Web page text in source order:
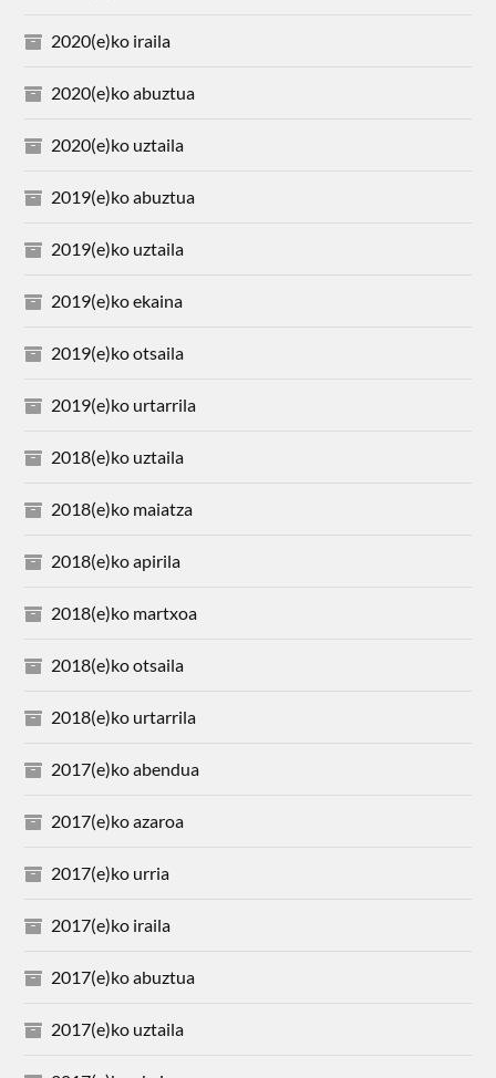
2020(e)ko iraila
2020(e)ko abuztua
2020(e)ko uztaila
2019(e)ko abuztua
2019(e)ko uztaila
2019(e)ko ekaina
2019(e)ko otsaila
2019(e)ko urtarrila
2018(e)ko uztaila
2018(e)ko maiatza
2018(e)ko apirila
2018(e)ko martxoa
2018(e)ko otsaila
2018(e)ko urtarrila
2017(e)ko abendua
2017(e)ko azaroa
2017(e)ko urria
2017(e)ko iraila
2017(e)ko abuztua
2017(e)ko uztaila